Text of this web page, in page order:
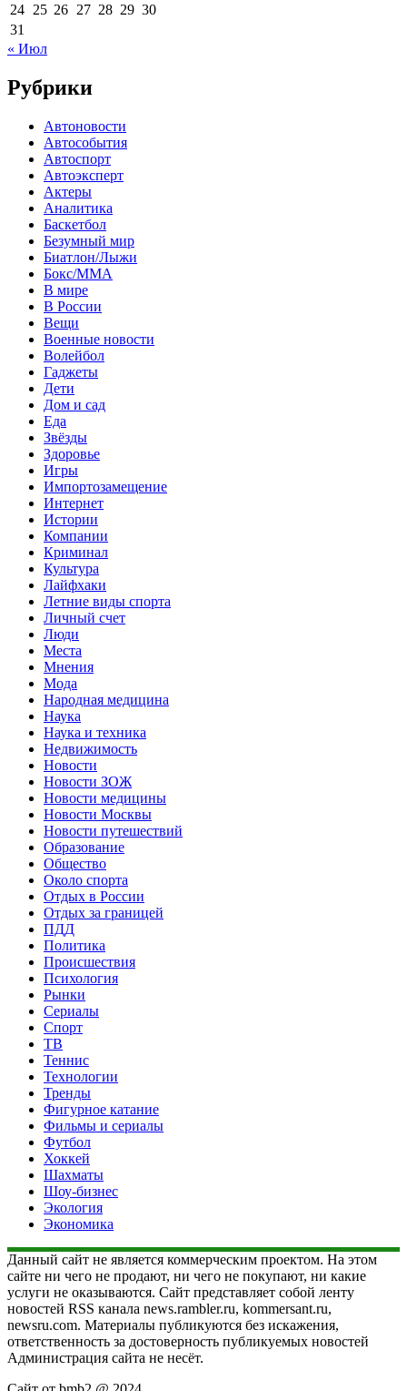
24 25 26 27 28 29 30
31
« Июл
Рубрики
Автоновости
Автособытия
Автоспорт
Автоэксперт
Актеры
Аналитика
Баскетбол
Безумный мир
Биатлон/Лыжи
Бокс/MMA
В мире
В России
Вещи
Военные новости
Волейбол
Гаджеты
Дети
Дом и сад
Еда
Звёзды
Здоровье
Игры
Импортозамещение
Интернет
Истории
Компании
Криминал
Культура
Лайфхаки
Летние виды спорта
Личный счет
Люди
Места
Мнения
Мода
Народная медицина
Наука
Наука и техника
Недвижимость
Новости
Новости ЗОЖ
Новости медицины
Новости Москвы
Новости путешествий
Образование
Общество
Около спорта
Отдых в России
Отдых за границей
ПДД
Политика
Происшествия
Психология
Рынки
Сериалы
Спорт
ТВ
Теннис
Технологии
Тренды
Фигурное катание
Фильмы и сериалы
Футбол
Хоккей
Шахматы
Шоу-бизнес
Экология
Экономика
Данный сайт не является коммерческим проектом. На этом
сайте ни чего не продают, ни чего не покупают, ни какие
услуги не оказываются. Сайт представляет собой ленту
новостей RSS канала news.rambler.ru, kommersant.ru,
newsru.com. Материалы публикуются без искажения,
ответственность за достоверность публикуемых новостей
Администрация сайта не несёт.